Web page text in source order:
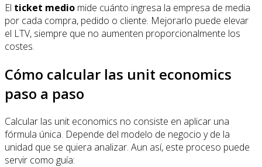
El ticket medio mide cuánto ingresa la empresa de media
por cada compra, pedido o cliente. Mejorarlo puede elevar
el LTV, siempre que no aumenten proporcionalmente los
costes.
Cómo calcular las unit economics
paso a paso
Calcular las unit economics no consiste en aplicar una
fórmula única. Depende del modelo de negocio y de la
unidad que se quiera analizar. Aun así, este proceso puede
servir como guía: